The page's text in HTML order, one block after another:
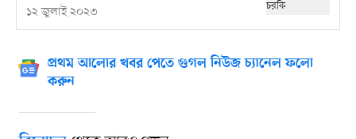
১২ জুলাই ২০২৩
প্রথম আলোর খবর পেতে গুগল নিউজ চ্যানেল ফলো
করুন